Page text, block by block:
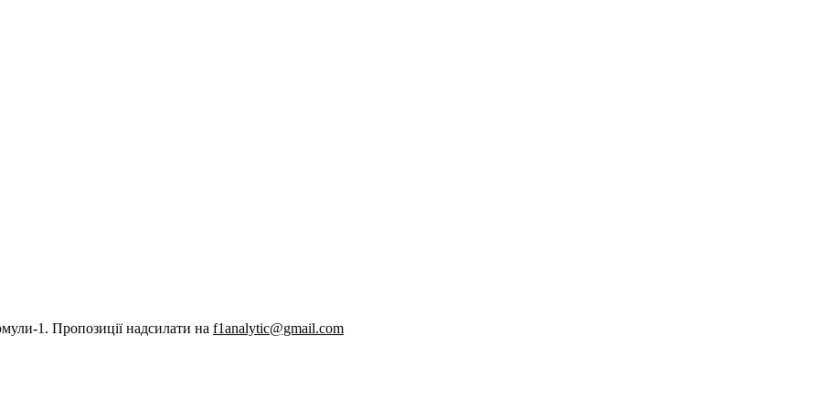
1. Пропозиції надсилати на f1analytic@gmail.com